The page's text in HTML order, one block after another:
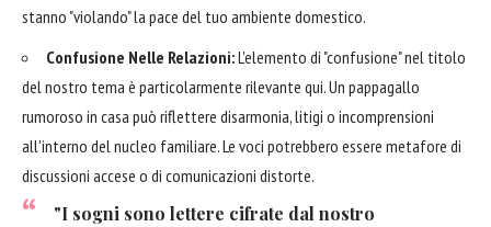
stanno "violando" la pace del tuo ambiente domestico.
Confusione Nelle Relazioni:L'elemento di "confusione" nel titolo
del nostro tema è particolarmente rilevante qui. Un pappagallo
rumoroso in casa può riflettere disarmonia, litigi o incomprensioni
all'interno del nucleo familiare. Le voci potrebbero essere metafore di
discussioni accese o di comunicazioni distorte.
"I sogni sono lettere cifrate dal nostro